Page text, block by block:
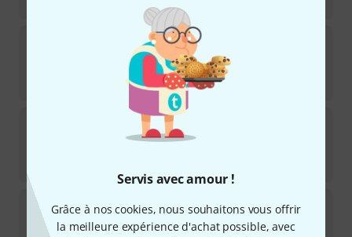
Servis avec amour !
Grâce à nos cookies, nous souhaitons vous offrir
la meilleure expérience d'achat possible, avec
L4411 Piano Brass Polished
2
Disponible immédiatement
€
L4404 PIANO II Chrome
L4417 Piano Black
Disponible immédiatement